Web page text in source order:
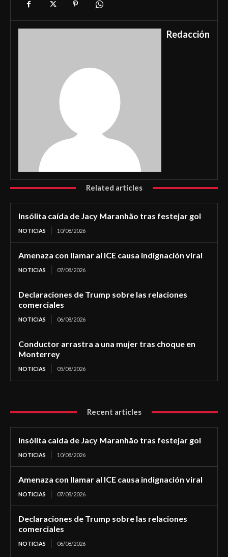
Redacción
Related articles
Insólita caída de Jacy Maranhão tras festejar gol
NOTICIAS 10/08/2026
Amenaza con llamar al ICE causa indignación viral
NOTICIAS 07/08/2026
Declaraciones de Trump sobre las relaciones
comerciales
NOTICIAS 06/08/2026
Conductor arrastra a una mujer tras choque en
Monterrey
NOTICIAS 05/08/2026
Recent articles
Insólita caída de Jacy Maranhão tras festejar gol
NOTICIAS 10/08/2026
Amenaza con llamar al ICE causa indignación viral
NOTICIAS 07/08/2026
Declaraciones de Trump sobre las relaciones
comerciales
NOTICIAS 06/08/2026